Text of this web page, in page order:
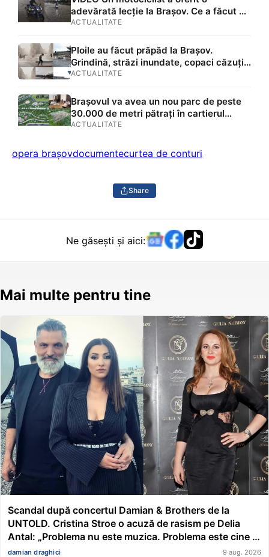
adevărată lecție la Brașov. Ce a făcut un
tânărul în mijlocul unei străzi inundate.
ACTUALITATE
Ploile au făcut prăpăd la Brașov.
Grindină, străzi inundate, copaci căzuți
și mașini avariate VIDEO/FOTO
ACTUALITATE
Brașovul va avea un nou parc de peste
30.000 de metri pătrați în cartierul
Bartolomeu. Primăria a semnat
ACTUALITATE
opera brașovdocumentecurtea de conturi
Share
Ne găsești și aici:
Mai multe pentru tine
Scandal după concertul Damian & Brothers de la
UNTOLD. Cristina Stroe o acuză de rasism pe Delia
Antal: „Problema nu este muzica. Problema este cine o
cântă. Rădăcinile romilor sunt indiene, nicidecum
damian draghici 9 aug. 2026